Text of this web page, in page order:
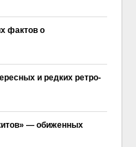
фактов о
и редких ретро-
— обиженных